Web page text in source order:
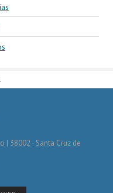
| 38002 · Santa Cruz de